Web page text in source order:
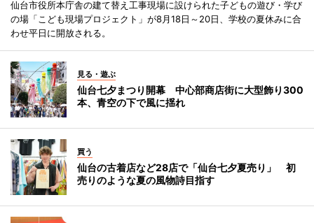
仙台市役所本庁舎の建て替え工事現場に設けられた子どもの遊び・学び
の場「こども現場プロジェクト」が8月18日～20日、学校の夏休みに合
わせ平日に開放される。
見る・遊ぶ
仙台七夕まつり開幕 中心部商店街に大型飾り300
本、青空の下で風に揺れ
買う
仙台の古着店など28店で「仙台七夕夏売り」 初
売りのような夏の風物詩目指す